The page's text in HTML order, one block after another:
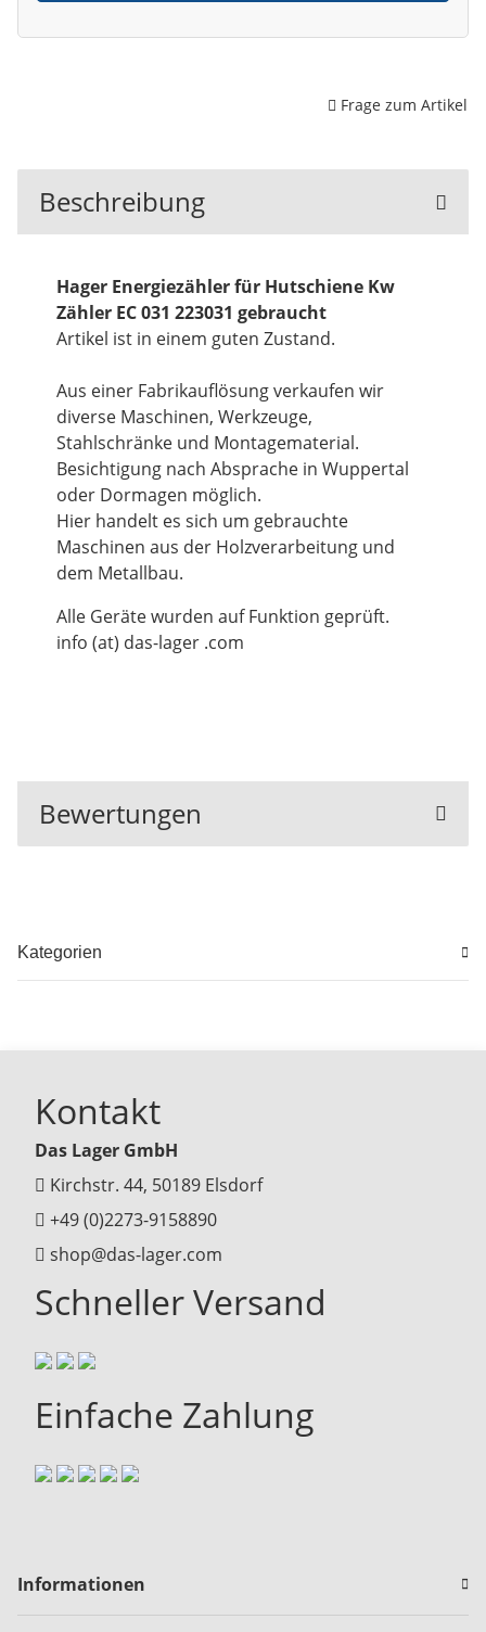
Frage zum Artikel
Beschreibung
Hager Energiezähler für Hutschiene Kw
Zähler EC 031 223031 gebraucht
Artikel ist in einem guten Zustand.
Aus einer Fabrikauflösung verkaufen wir
diverse Maschinen, Werkzeuge,
Stahlschränke und Montagematerial.
Besichtigung nach Absprache in Wuppertal
oder Dormagen möglich.
Hier handelt es sich um gebrauchte
Maschinen aus der Holzverarbeitung und
dem Metallbau.
Alle Geräte wurden auf Funktion geprüft.
info (at) das-lager .com
Bewertungen
Kategorien
Kontakt
Das Lager GmbH
Kirchstr. 44, 50189 Elsdorf
+49 (0)2273-9158890
shop@das-lager.com
Schneller Versand
Einfache Zahlung
Informationen